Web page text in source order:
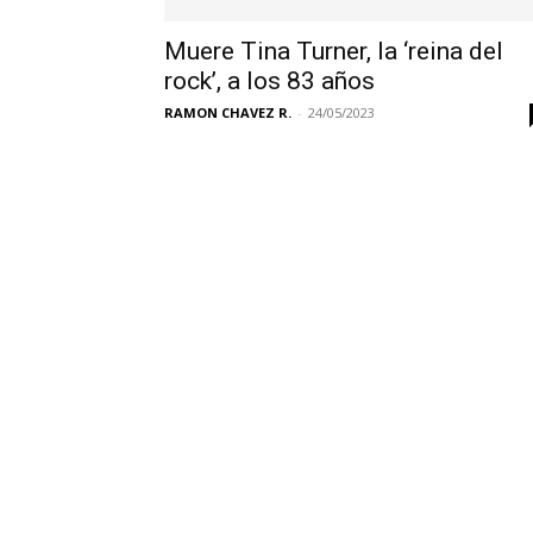
Muere Tina Turner, la ‘reina del
rock’, a los 83 años
RAMON CHAVEZ R. - 24/05/2023